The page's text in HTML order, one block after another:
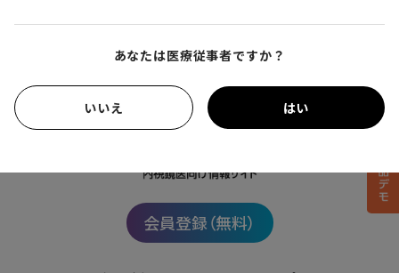
会員登録（無料）
あなたは医療従事者ですか？
いいえ はい